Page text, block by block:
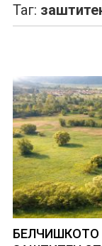
Таг:
БЕЛЧИШКОТО